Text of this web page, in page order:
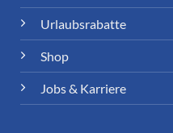
Urlaubsrabatte
Shop
Jobs & Karriere